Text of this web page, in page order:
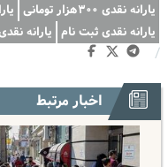
یارانه نقدی ۳۰۰هزار تومانی
یارانه نقدی ثبت نام یارانه
/
اخبار مرتبط